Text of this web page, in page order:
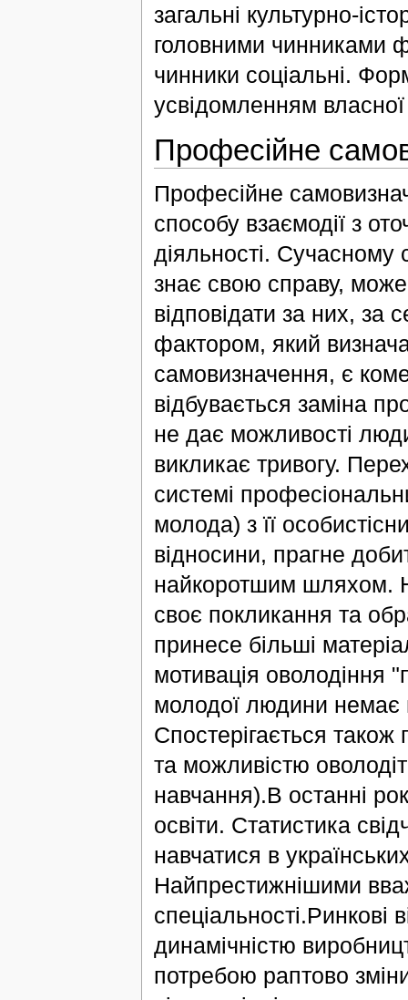
загальні культурно-
головними чинниками
чинники соціальні.
усвідомленням власної
Професійне
Професійне
способу взаємодії з
діяльності. Сучасному
знає свою справу,
відповідати за них, за
фактором, який
самовизначення, є
відбувається заміна
не дає можливості
викликає тривогу.
системі
молода) з її
відносини, прагне
найкоротшим шляхом.
своє покликання та
принесе більші
мотивація оволодіння
молодої людини немає
Спостерігається
та можливістю
навчання).В останні
освіти. Статистика
навчатися в
Найпрестижнішими
спеціальності.Ринкові
динамічністю
потребою раптово